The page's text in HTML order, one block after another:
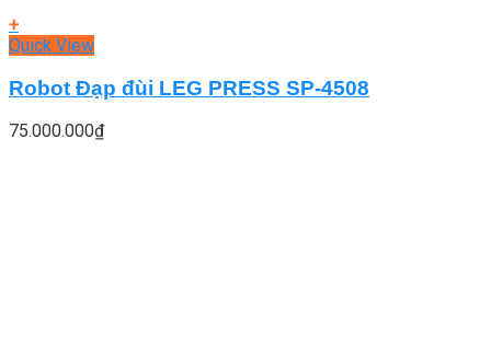
+
Quick View
Robot Đạp đùi LEG PRESS SP-4508
75.000.000₫